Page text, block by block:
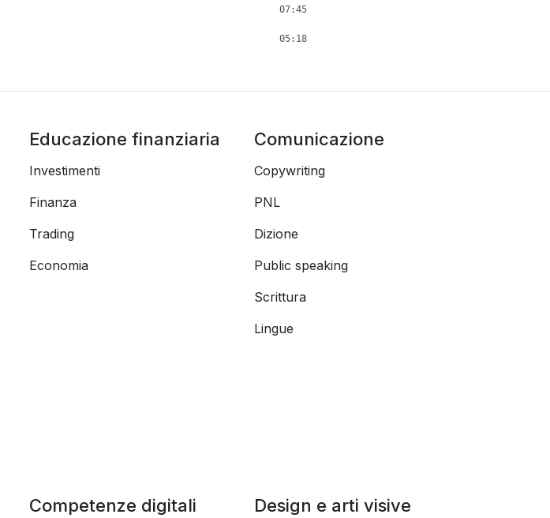
07:45
05:18
Educazione finanziaria
Investimenti
Finanza
Trading
Economia
Comunicazione
Copywriting
PNL
Dizione
Public speaking
Scrittura
Lingue
Competenze digitali Design e arti visive